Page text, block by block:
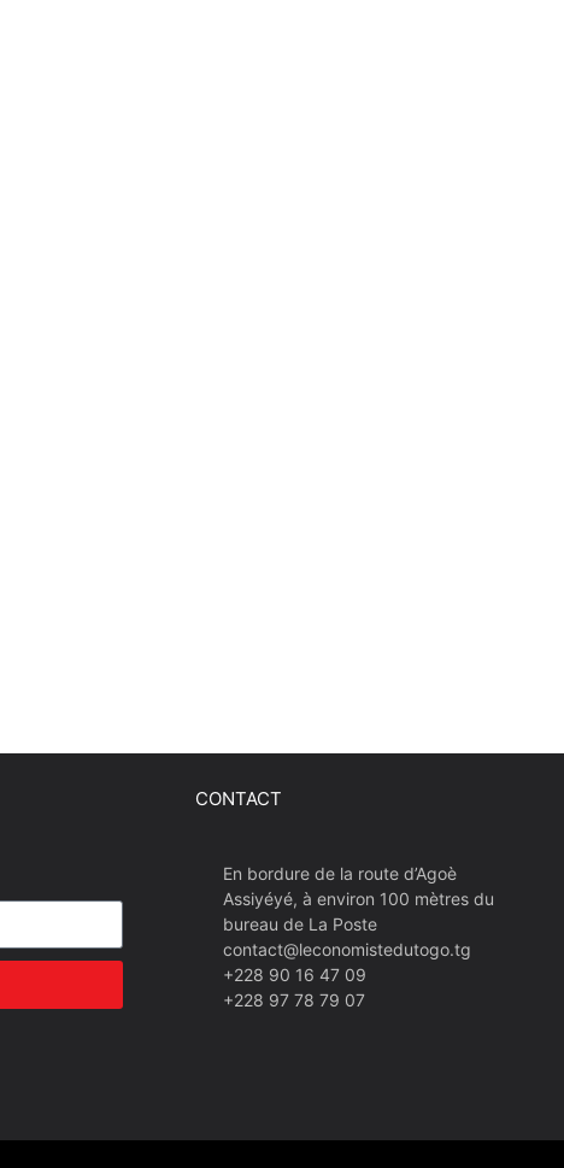
CONTACT
En bordure de la route d’Agoè
Assiyéyé, à environ 100 mètres du
bureau de La Poste
contact@leconomistedutogo.tg
+228 90 16 47 09
+228 97 78 79 07